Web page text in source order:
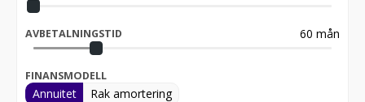
AVBETALNINGSTID 60 mån
FINANSMODELL
Annuitet Rak amortering